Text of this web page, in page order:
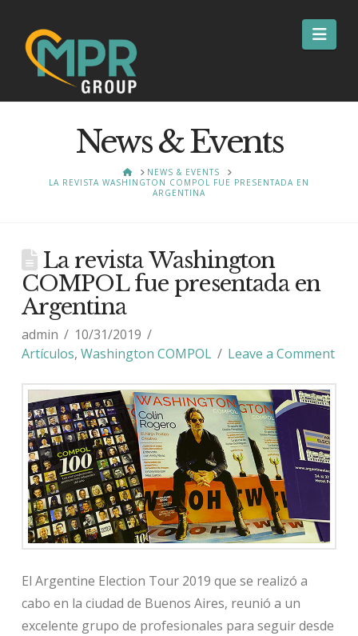
News & Events
HOMENEWS & EVENTS
LA REVISTA WASHINGTON COMPOL FUE PRESENTADA EN
ARGENTINA
La revista Washington
COMPOL fue presentada en
Argentina
admin
10/31/2019
Artículos, Washington COMPOL Leave a Comment
El Argentine Election Tour 2019 que se realizó a
cabo en la ciudad de Buenos Aires, reunió a un
excelente grupo de profesionales para seguir desde